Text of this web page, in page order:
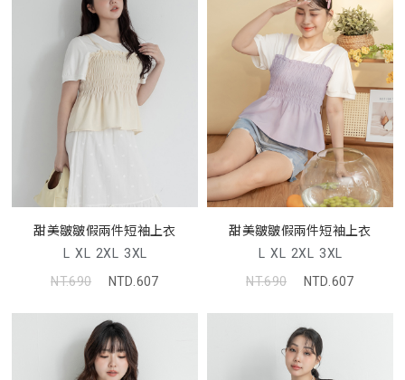
甜美皺皺假兩件短袖上衣
L XL 2XL 3XL
NT.690
NTD.607
甜美皺皺假兩件短袖上衣
L XL 2XL 3XL
NT.690
NTD.607